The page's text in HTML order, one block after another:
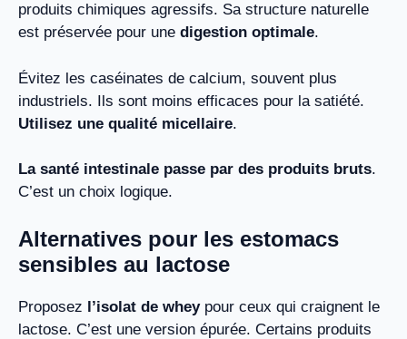
produits chimiques agressifs. Sa structure naturelle
est préservée pour une digestion optimale.
Évitez les caséinates de calcium, souvent plus
industriels. Ils sont moins efficaces pour la satiété.
Utilisez une qualité micellaire.
La santé intestinale passe par des produits bruts.
C’est un choix logique.
Alternatives pour les estomacs
sensibles au lactose
Proposez l’isolat de wheypour ceux qui craignent le
lactose. C’est une version épurée. Certains produits